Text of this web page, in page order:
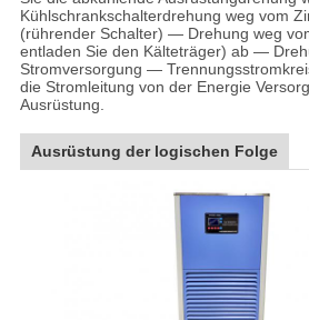
Kühlschrankschalterdrehung weg vom
(rührender Schalter) — Drehung weg
entladen Sie den Kälteträger) ab —
Stromversorgung —
die Stromleitung von der Energie
Ausrüstung.
Ausrüstung der logischen Folge